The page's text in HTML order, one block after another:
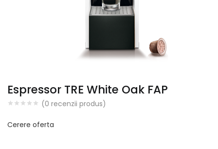
Espressor TRE White Oak FAP
(0 recenzii produs)
Cerere oferta